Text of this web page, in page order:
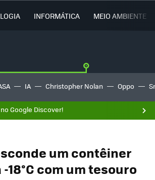
INFORMÁTICA MEIO AMBIENTE
IA Christopher Nolan Oppo
Google Discover!
um contêiner
18°C com um tesouro